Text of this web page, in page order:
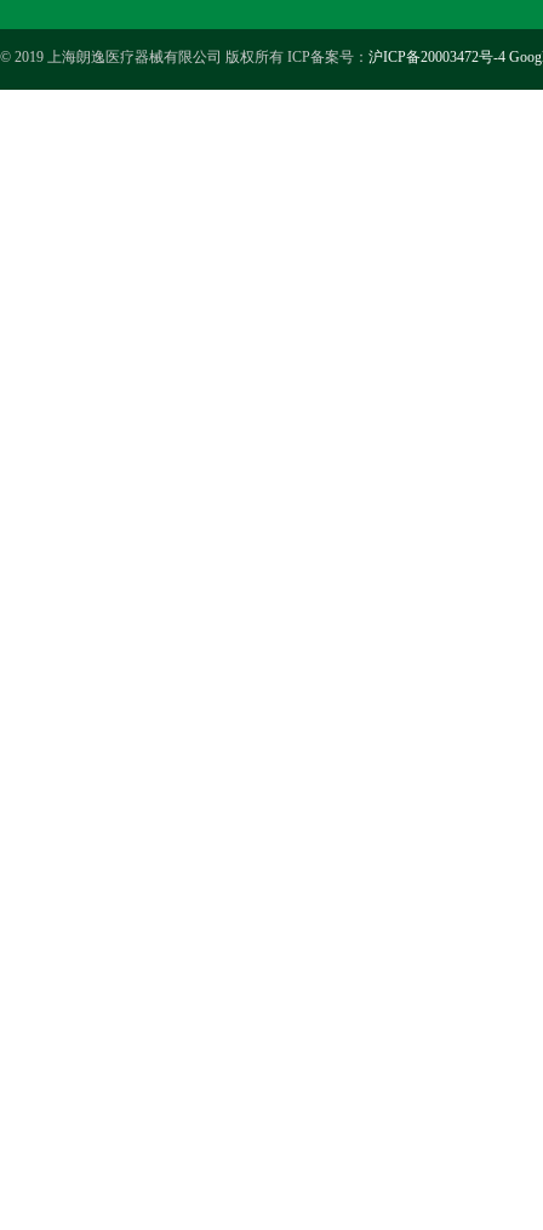
© 2019 上海朗逸医疗器械有限公司 版权所有 ICP备案号： 沪ICP备20003472号-4